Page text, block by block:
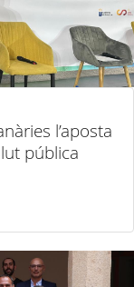
l’aposta
pública